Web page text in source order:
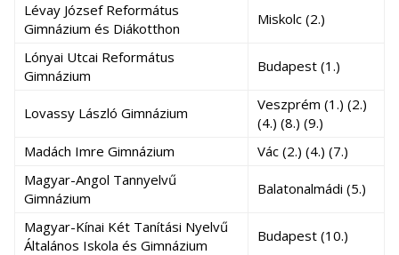
Lévay József Református
Gimnázium és Diákotthon
Miskolc (2.)
Lónyai Utcai Református
Gimnázium
Budapest (1.)
Lovassy László Gimnázium
Veszprém (1.) (2.)
(4.) (8.) (9.)
Madách Imre Gimnázium
Vác (2.) (4.) (7.)
Magyar-Angol Tannyelvű
Gimnázium
Balatonalmádi (5.)
Magyar-Kínai Két Tanítási Nyelvű
Általános Iskola és Gimnázium
Budapest (10.)